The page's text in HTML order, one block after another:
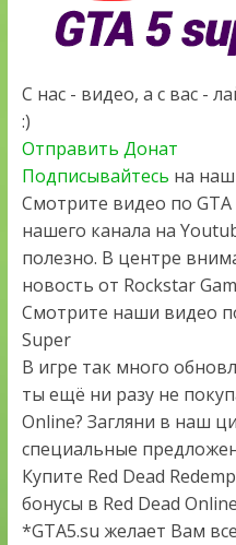
С нас - видео, а с вас -
:)
Отправить Донат
Подписывайтесь на
Смотрите видео по GTA
нашего канала на
полезно. В центре
новость от Rockstar
Смотрите наши видео
Super
В игре так много
ты ещё ни разу не
Online? Загляни в наш
специальные
Купите Red Dead
бонусы в Red Dead
*GTA5.su желает Вам